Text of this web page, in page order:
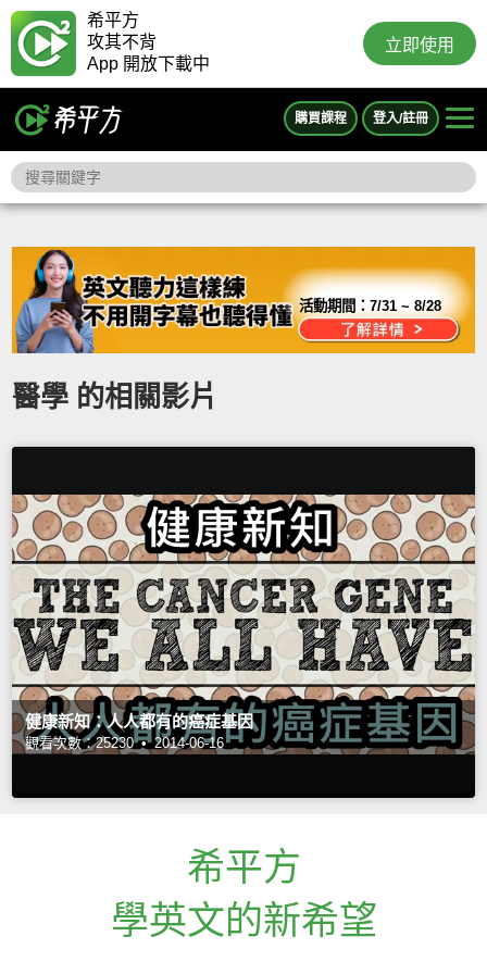
希平方
攻其不背
App 開放下載中
立即使用
購買課程 登入/註冊
活動期間：7/31 ~ 8/28
醫學 的相關影片
健康新知：人人都有的癌症基因
觀看次數：25230 • 2014-06-16
希平方
學英文的新希望